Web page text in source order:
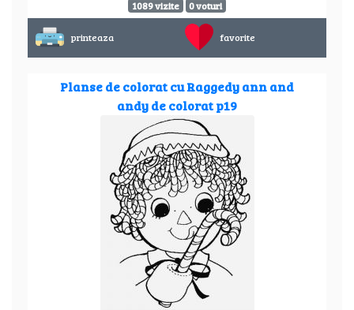
1089 vizite 0 voturi
printeaza favorite
Planse de colorat cu Raggedy ann and
andy de colorat p19